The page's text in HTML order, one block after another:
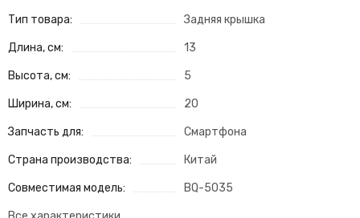
Тип товара: Задняя крышка
Длина, см: 13
Высота, см: 5
Ширина, см: 20
Запчасть для: Смартфона
Страна производства: Китай
Совместимая модель: BQ-5035